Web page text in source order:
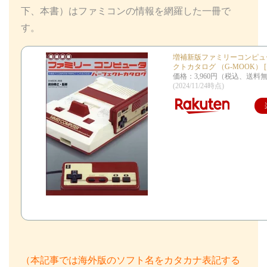
下、本書）はファミコンの情報を網羅した一冊で
す。
増補新版ファミリーコンピ
クトカタログ （G-MOOK）
価格：3,960円（税込、送料
(2024/11/24時点)
（本記事では海外版のソフト名をカタカナ表記する